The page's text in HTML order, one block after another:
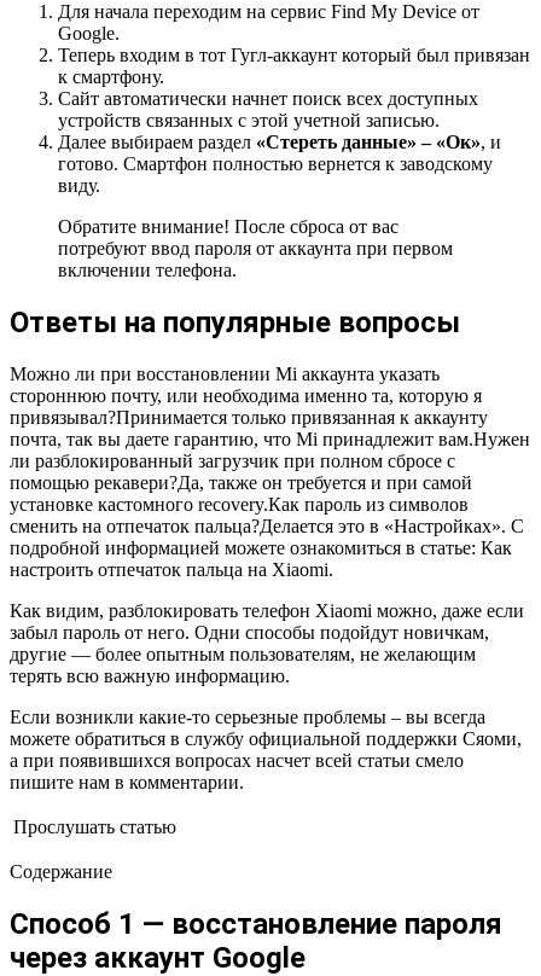
Для начала переходим на сервис Find My Device от
Google.
Теперь входим в тот Гугл-аккаунт который был привязан
к смартфону.
Сайт автоматически начнет поиск всех доступных
устройств связанных с этой учетной записью.
Далее выбираем раздел «Стереть данные» – «Ок», и
готово. Смартфон полностью вернется к заводскому
виду.
Обратите внимание! После сброса от вас
потребуют ввод пароля от аккаунта при первом
включении телефона.
Ответы на популярные вопросы
Можно ли при восстановлении Mi аккаунта указать
стороннюю почту, или необходима именно та, которую я
привязывал?Принимается только привязанная к аккаунту
почта, так вы даете гарантию, что Mi принадлежит вам.Нужен
ли разблокированный загрузчик при полном сбросе с
помощью рекавери?Да, также он требуется и при самой
установке кастомного recovery.Как пароль из символов
сменить на отпечаток пальца?Делается это в «Настройках». С
подробной информацией можете ознакомиться в статье: Как
настроить отпечаток пальца на Xiaomi.
Как видим, разблокировать телефон Xiaomi можно, даже если
забыл пароль от него. Одни способы подойдут новичкам,
другие — более опытным пользователям, не желающим
терять всю важную информацию.
Если возникли какие-то серьезные проблемы – вы всегда
можете обратиться в службу официальной поддержки Сяоми,
а при появившихся вопросах насчет всей статьи смело
пишите нам в комментарии.
Прослушать статью
Содержание
Способ 1 — восстановление пароля
через аккаунт Google